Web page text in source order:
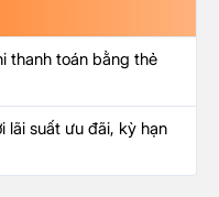
thanh toán bằng thẻ
lãi suất ưu đãi, kỳ hạn